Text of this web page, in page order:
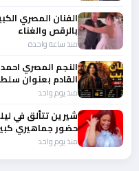
الفنان المصري
بالرقص والغناء
منذ ساعة واحدة
النجم المصري
القادم بعنوان
منذ يوم واحد
شيرين تتألق في
حضور جماهيري
منذ يوم واحد